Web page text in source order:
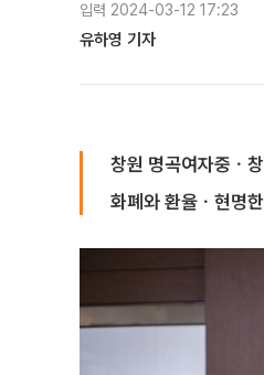
입력 2024-03-12 17:23
유하영 기자
창원 명곡여자중ㆍ
화폐와 환율ㆍ현명